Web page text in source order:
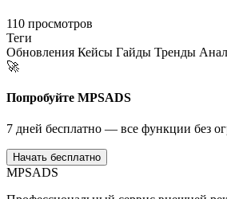
110 просмотров
Теги
Обновления Кейсы Гайды Тренды
🚀
Попробуйте MPSADS
7 дней бесплатно — все функции без
Начать бесплатно
MPSADS